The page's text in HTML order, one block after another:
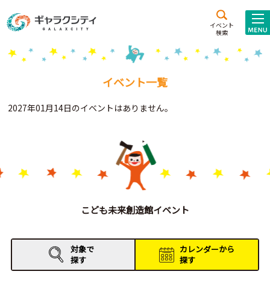
イベント
検索
施設案内
こども
西新井
施設･
Gがくえん
お知らせ
イベントレポート
イベント一覧
2027年01月14日のイベントはありません。
こども未来創造館イベント
対象で
探す
カレンダーから
探す